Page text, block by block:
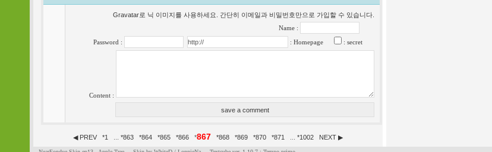
Gravatar로 닉 이미지를 사용하세요. 간단히 이메일과 비밀번호만으로 가입할 수 있습니다.
Name :
Password :
: Homepage : secret
Content :
◀ PREV *1 *863 *864 *865 *866 *867 *868 *869 *870 *871 *1002 NEXT ▶